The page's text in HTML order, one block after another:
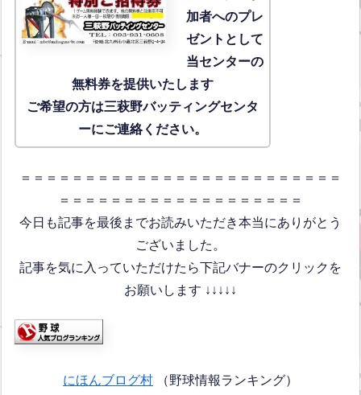
加者へのプレ
ゼントとして
当センターの
無料券を提供いたします
ご希望の方は三萩野バッティングセンタ
ーにご連絡ください。
＝＝＝＝＝＝＝＝＝＝＝＝＝＝＝＝＝＝＝＝＝＝＝＝＝
＝＝＝＝＝＝＝＝＝＝＝＝＝＝＝＝＝＝＝
今日も記事を最後までお読みいただき本当にありがとう
ございました。
記事を気に入っていただけたら下記バナーのクリックを
お願いします ↓↓↓↓↓
にほんブログ村 （野球情報ランキング）